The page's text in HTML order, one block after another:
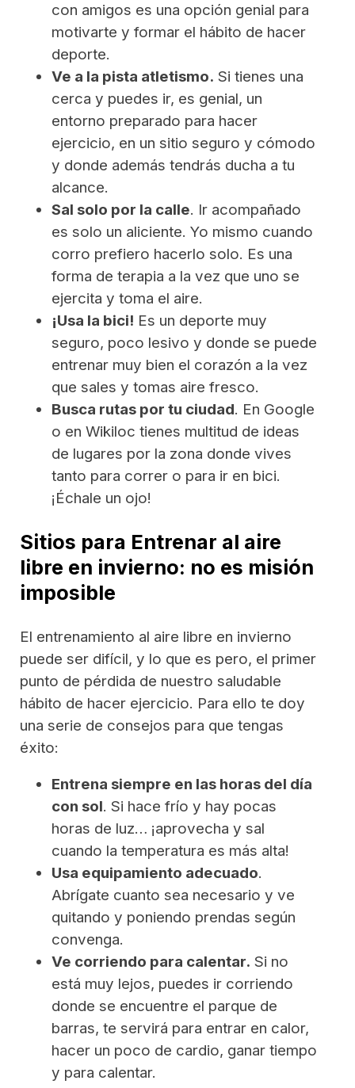
con amigos es una opción genial para
motivarte y formar el hábito de hacer
deporte.
Ve a la pista atletismo. Si tienes una
cerca y puedes ir, es genial, un
entorno preparado para hacer
ejercicio, en un sitio seguro y cómodo
y donde además tendrás ducha a tu
alcance.
Sal solo por la calle. Ir acompañado
es solo un aliciente. Yo mismo cuando
corro prefiero hacerlo solo. Es una
forma de terapia a la vez que uno se
ejercita y toma el aire.
¡Usa la bici! Es un deporte muy
seguro, poco lesivo y donde se puede
entrenar muy bien el corazón a la vez
que sales y tomas aire fresco.
Busca rutas por tu ciudad. En Google
o en Wikiloc tienes multitud de ideas
de lugares por la zona donde vives
tanto para correr o para ir en bici.
¡Échale un ojo!
Sitios para Entrenar al aire
libre en invierno: no es misión
imposible
El entrenamiento al aire libre en invierno
puede ser difícil, y lo que es pero, el primer
punto de pérdida de nuestro saludable
hábito de hacer ejercicio. Para ello te doy
una serie de consejos para que tengas
éxito:
Entrena siempre en las horas del día
con sol. Si hace frío y hay pocas
horas de luz… ¡aprovecha y sal
cuando la temperatura es más alta!
Usa equipamiento adecuado.
Abrígate cuanto sea necesario y ve
quitando y poniendo prendas según
convenga.
Ve corriendo para calentar. Si no
está muy lejos, puedes ir corriendo
donde se encuentre el parque de
barras, te servirá para entrar en calor,
hacer un poco de cardio, ganar tiempo
y para calentar.